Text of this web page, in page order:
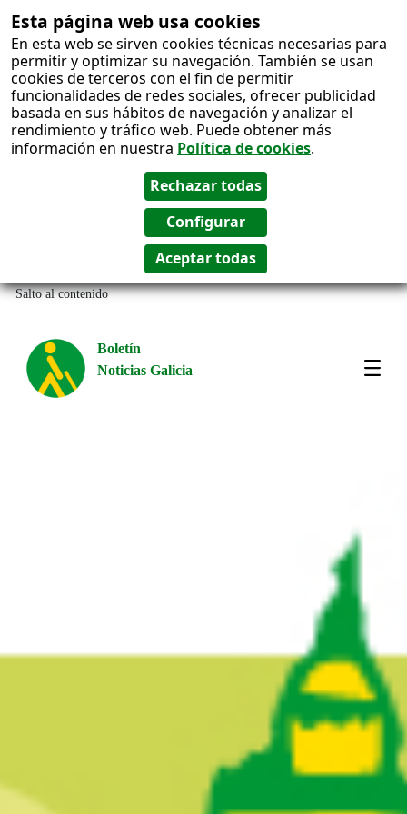
Esta página web usa cookies
En esta web se sirven cookies técnicas necesarias para
permitir y optimizar su navegación. También se usan
cookies de terceros con el fin de permitir
funcionalidades de redes sociales, ofrecer publicidad
basada en sus hábitos de navegación y analizar el
rendimiento y tráfico web. Puede obtener más
información en nuestra Política de cookies.
Salto al contenido
Boletín
Noticias Galicia